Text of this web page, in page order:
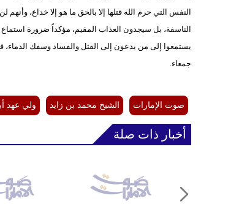
النفس التي حرم الله قتلها إلا بالحق ما هو إلا خداع، وأنهم
الناسفة، بل سيجدون العذاب المقيم، مؤكداً ضرورة استماع
يستمعوا إلى من يدعون إلى القتل والفساد وسفك الدماء،
جمعاء.
صوت الإمارات الشيخ محمد بن زايد ولي عهد
أخبار ذات صلة